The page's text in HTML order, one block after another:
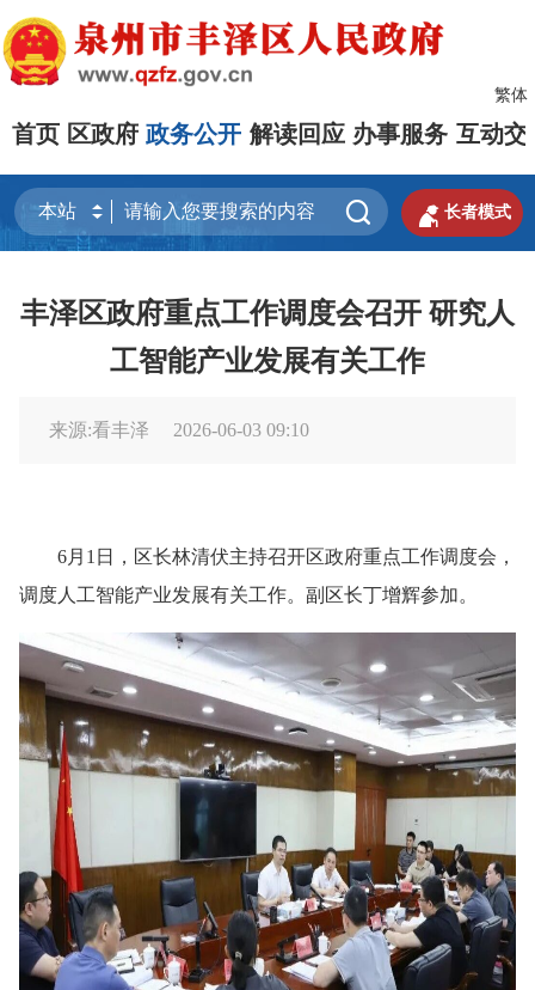
繁体
首页 区政府 政务公开 解读回应 办事服务 互动交
  长者模式
丰泽区政府重点工作调度会召开 研究人
工智能产业发展有关工作
来源:看丰泽 2026-06-03 09:10
6月1日，区长林清伏主持召开区政府重点工作调度会，
调度人工智能产业发展有关工作。副区长丁增辉参加。